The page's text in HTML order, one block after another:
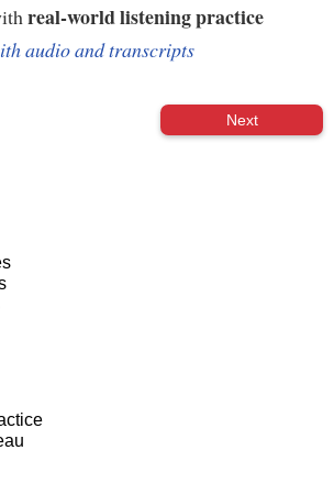
real-world listening practice
audio and transcripts
Next